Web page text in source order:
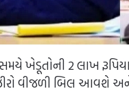
સમયે ખેડૂતોની 2 લાખ
વીજળી બિલ આવશે